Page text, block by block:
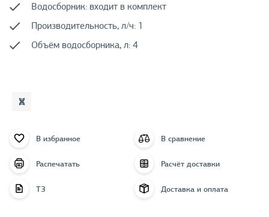
Водосборник: входит в комплект
Производительность, л/ч: 1
Объём водосборника, л: 4
В избранное В сравнение
Распечатать Расчёт доставки
ТЗ Доставка и оплата